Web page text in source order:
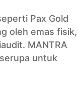
Pax Gold
oleh emas fisik,
MANTRA
untuk